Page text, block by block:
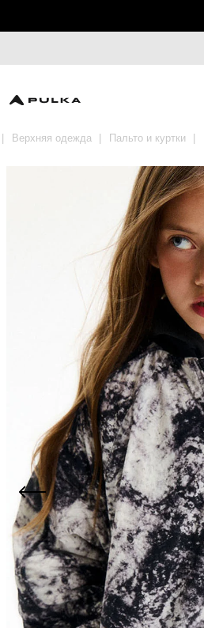
Верхняя одежда Пальто и куртки